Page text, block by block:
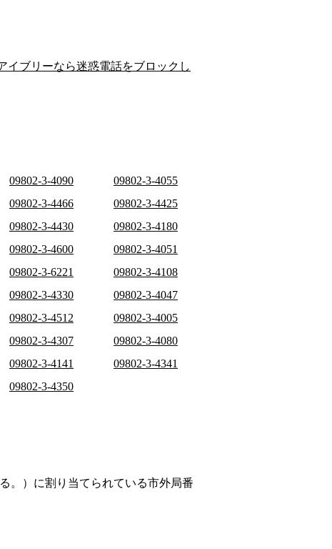
イブリーなら迷惑電話をブロックし
09802-3-4090
09802-3-4055
09802-3-4466
09802-3-4425
09802-3-4430
09802-3-4180
09802-3-4600
09802-3-4051
09802-3-6221
09802-3-4108
09802-3-4330
09802-3-4047
09802-3-4512
09802-3-4005
09802-3-4307
09802-3-4080
09802-3-4141
09802-3-4341
09802-3-4350
。） に割り当てられている市外局番